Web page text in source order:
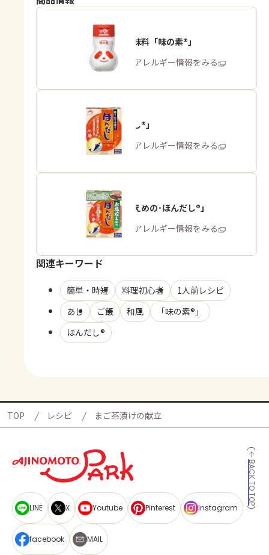
うま味調味料「味の素®」
商品・アレルギー情報をみる
「ほんだし®」
商品・アレルギー情報をみる
「お塩控えめの･ほんだし®」
商品・アレルギー情報をみる
関連キーワード
簡単・時短 料理初心者
1人前レシピ
あじ
ご飯 和風
「味の素®」
ほんだし®
TOP レシピ まご茶漬けの献立
BACK TO TOP
LINE X Youtube Pinterest Instagram
facebook MAIL